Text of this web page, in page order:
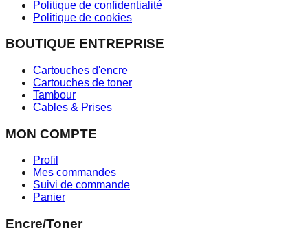
Politique de confidentialité
Politique de cookies
BOUTIQUE ENTREPRISE
Cartouches d'encre
Cartouches de toner
Tambour
Cables & Prises
MON COMPTE
Profil
Mes commandes
Suivi de commande
Panier
Encre/Toner